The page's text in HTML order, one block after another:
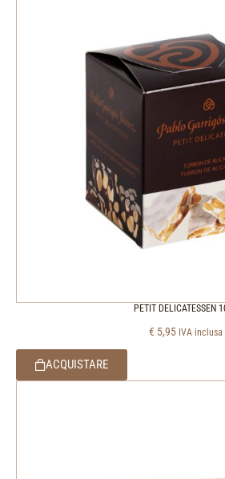
PETIT DELICATESSEN
€ 5,95 IVA inclusa
ACQUISTARE